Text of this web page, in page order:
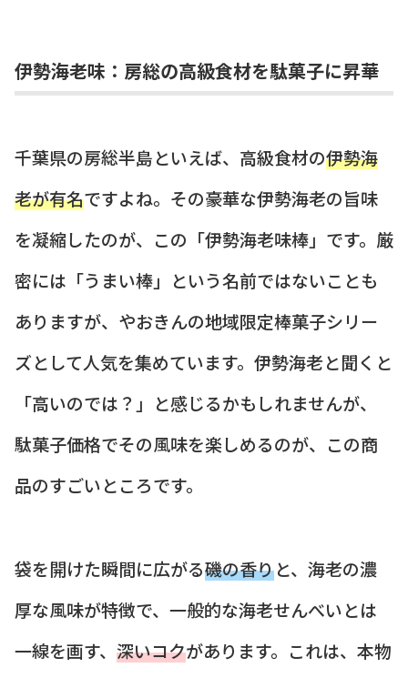
伊勢海老味：房総の高級食材を駄菓子に昇華
千葉県の房総半島といえば、高級食材の伊勢海
老が有名ですよね。その豪華な伊勢海老の旨味
を凝縮したのが、この「伊勢海老味棒」です。厳
密には「うまい棒」という名前ではないことも
ありますが、やおきんの地域限定棒菓子シリー
ズとして人気を集めています。伊勢海老と聞くと
「高いのでは？」と感じるかもしれませんが、
駄菓子価格でその風味を楽しめるのが、この商
品のすごいところです。
袋を開けた瞬間に広がる磯の香りと、海老の濃
厚な風味が特徴で、一般的な海老せんべいとは
一線を画す、 深いコクがあります。これは、本物